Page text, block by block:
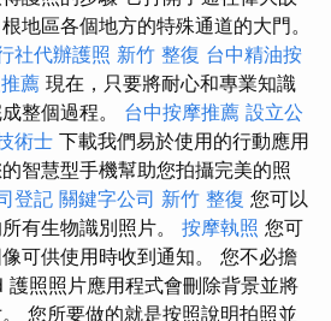
地區各個地方的特殊通道的大門。
社代辦護照 新竹 整復 台中精油按
薦 現在，只要將耐心和專業知識
整個過程。 台中按摩推薦 設立公
術士 下載我們易於使用的行動應用
智慧型手機幫助您拍攝完美的照
登記 關鍵字公司 新竹 整復 您可以
有生物識別照片。 按摩執照 您可
可供使用時收到通知。 您不必擔
照照片應用程式會刪除背景並將
您所要做的就是按照說明拍照並